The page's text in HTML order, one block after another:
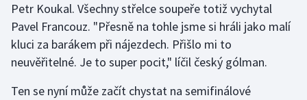
Triatlon
Veslování
Petr Koukal. Všechny střelce soupeře totiž vychytal
Pavel Francouz. "Přesně na tohle jsme si hráli jako malí
kluci za barákem při nájezdech. Přišlo mi to
neuvěřitelné. Je to super pocit," líčil český gólman.
Ten se nyní může začít chystat na semifinálové